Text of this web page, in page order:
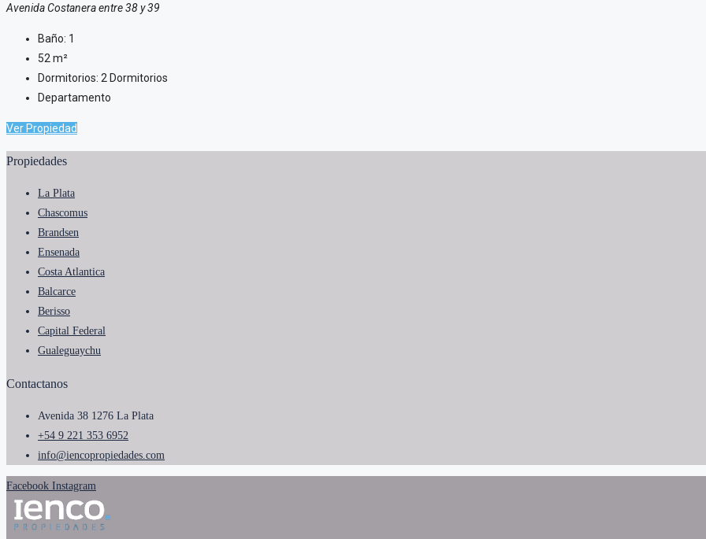
Avenida Costanera entre 38 y 39
Baño: 1
52 m²
Dormitorios: 2 Dormitorios
Departamento
Ver Propiedad
Propiedades
La Plata
Chascomus
Brandsen
Ensenada
Costa Atlantica
Balcarce
Berisso
Capital Federal
Gualeguaychu
Contactanos
Avenida 38 1276 La Plata
+54 9 221 353 6952
info@iencopropiedades.com
Facebook Instagram